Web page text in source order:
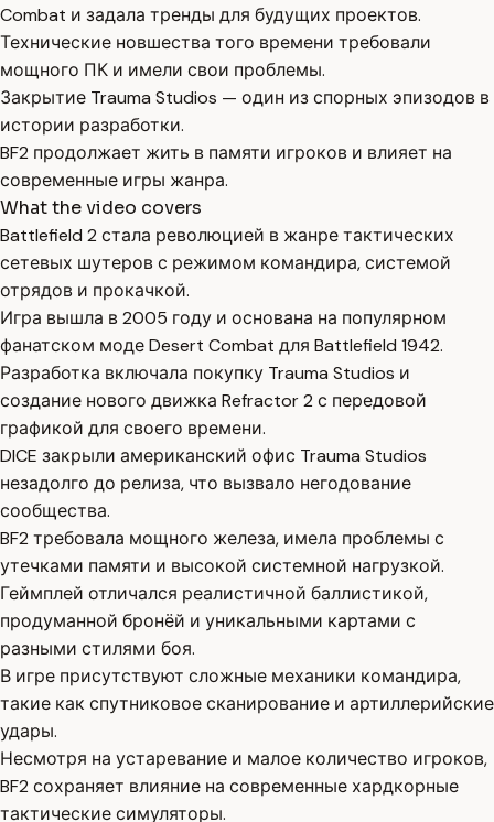
Combat и задала тренды для будущих проектов.
Технические новшества того времени требовали
мощного ПК и имели свои проблемы.
Закрытие Trauma Studios — один из спорных эпизодов в
истории разработки.
BF2 продолжает жить в памяти игроков и влияет на
современные игры жанра.
What the video covers
Battlefield 2 стала революцией в жанре тактических
сетевых шутеров с режимом командира, системой
отрядов и прокачкой.
Игра вышла в 2005 году и основана на популярном
фанатском моде Desert Combat для Battlefield 1942.
Разработка включала покупку Trauma Studios и
создание нового движка Refractor 2 с передовой
графикой для своего времени.
DICE закрыли американский офис Trauma Studios
незадолго до релиза, что вызвало негодование
сообщества.
BF2 требовала мощного железа, имела проблемы с
утечками памяти и высокой системной нагрузкой.
Геймплей отличался реалистичной баллистикой,
продуманной бронёй и уникальными картами с
разными стилями боя.
В игре присутствуют сложные механики командира,
такие как спутниковое сканирование и артиллерийские
удары.
Несмотря на устаревание и малое количество игроков,
BF2 сохраняет влияние на современные хардкорные
тактические симуляторы.